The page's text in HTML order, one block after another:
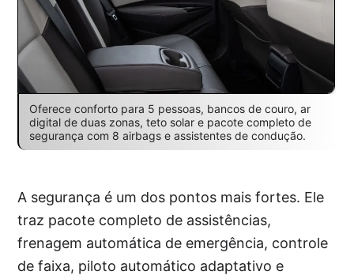
Oferece conforto para 5 pessoas, bancos de couro, ar
digital de duas zonas, teto solar e pacote completo de
segurança com 8 airbags e assistentes de condução.
A segurança é um dos pontos mais fortes. Ele
traz pacote completo de assistências,
frenagem automática de emergência, controle
de faixa, piloto automático adaptativo e